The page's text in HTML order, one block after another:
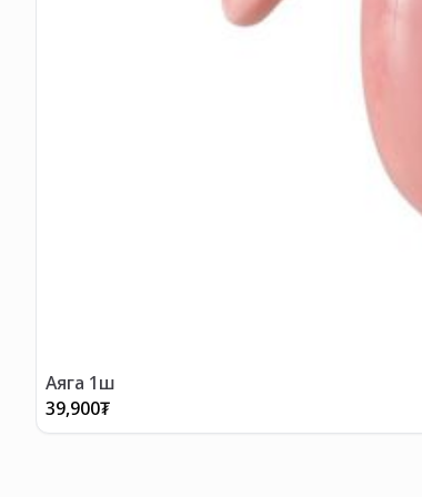
Аяга 1ш
39,900₮